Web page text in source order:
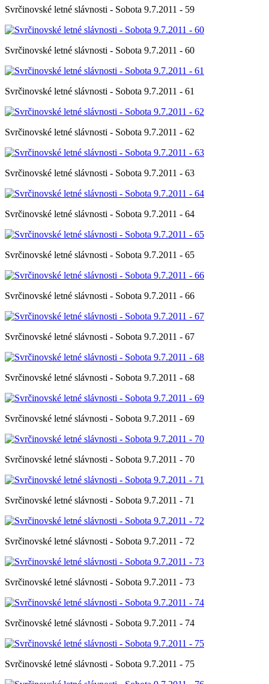
Svrčinovské letné slávnosti - Sobota 9.7.2011 - 59
Svrčinovské letné slávnosti - Sobota 9.7.2011 - 60
Svrčinovské letné slávnosti - Sobota 9.7.2011 - 61
Svrčinovské letné slávnosti - Sobota 9.7.2011 - 62
Svrčinovské letné slávnosti - Sobota 9.7.2011 - 63
Svrčinovské letné slávnosti - Sobota 9.7.2011 - 64
Svrčinovské letné slávnosti - Sobota 9.7.2011 - 65
Svrčinovské letné slávnosti - Sobota 9.7.2011 - 66
Svrčinovské letné slávnosti - Sobota 9.7.2011 - 67
Svrčinovské letné slávnosti - Sobota 9.7.2011 - 68
Svrčinovské letné slávnosti - Sobota 9.7.2011 - 69
Svrčinovské letné slávnosti - Sobota 9.7.2011 - 70
Svrčinovské letné slávnosti - Sobota 9.7.2011 - 71
Svrčinovské letné slávnosti - Sobota 9.7.2011 - 72
Svrčinovské letné slávnosti - Sobota 9.7.2011 - 73
Svrčinovské letné slávnosti - Sobota 9.7.2011 - 74
Svrčinovské letné slávnosti - Sobota 9.7.2011 - 75